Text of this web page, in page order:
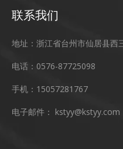
联系我们
地址：浙江省台州市仙居县西
电话：0576-87725098
手机：15057281767
电子邮件： kstyy@kstyy.com